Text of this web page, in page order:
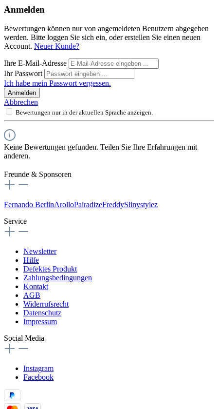
Anmelden
Bewertungen können nur von angemeldeten Benutzern abgegeben
werden. Bitte loggen Sie sich ein, oder erstellen Sie einen neuen
Account. Neuer Kunde?
Ihre E-Mail-Adresse
Ihr Passwort
Ich habe mein Passwort vergessen.
Anmelden
Abbrechen
Bewertungen nur in der aktuellen Sprache anzeigen.
Keine Bewertungen gefunden. Teilen Sie Ihre Erfahrungen mit
anderen.
Freunde & Sponsoren
Fernando BerlinArolloPairadizeFreddySlinystylez
Service
Newsletter
Hilfe
Defektes Produkt
Zahlungsbedingungen
Kontakt
AGB
Widerrufsrecht
Datenschutz
Impressum
Social Media
Instagram
Facebook